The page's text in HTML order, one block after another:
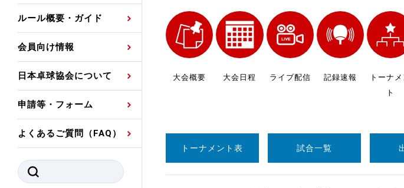
プレスリリース
競技者(パスウェイ)・審判
各種選考基準
強化スタッフ
ルール概要・ガイド
会員向け情報
公認資格者名簿
公認品一覧
指導者養成委員会
競技者育成委員会
日本卓球協会について
関連団体代表委員など
規程・お見舞い制度
財務諸表等
JTTAスポーツ団体ガバナ
申請等・フォーム
わせ
審判員ネームプレート制作
申込
よくあるご質問（FAQ）
大会概要 大会日程 ライブ配信 記録速報
トーナメ
ト
トーナメント表 試合一覧